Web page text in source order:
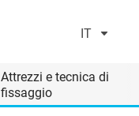
IT
Attrezzi e tecnica di
fissaggio